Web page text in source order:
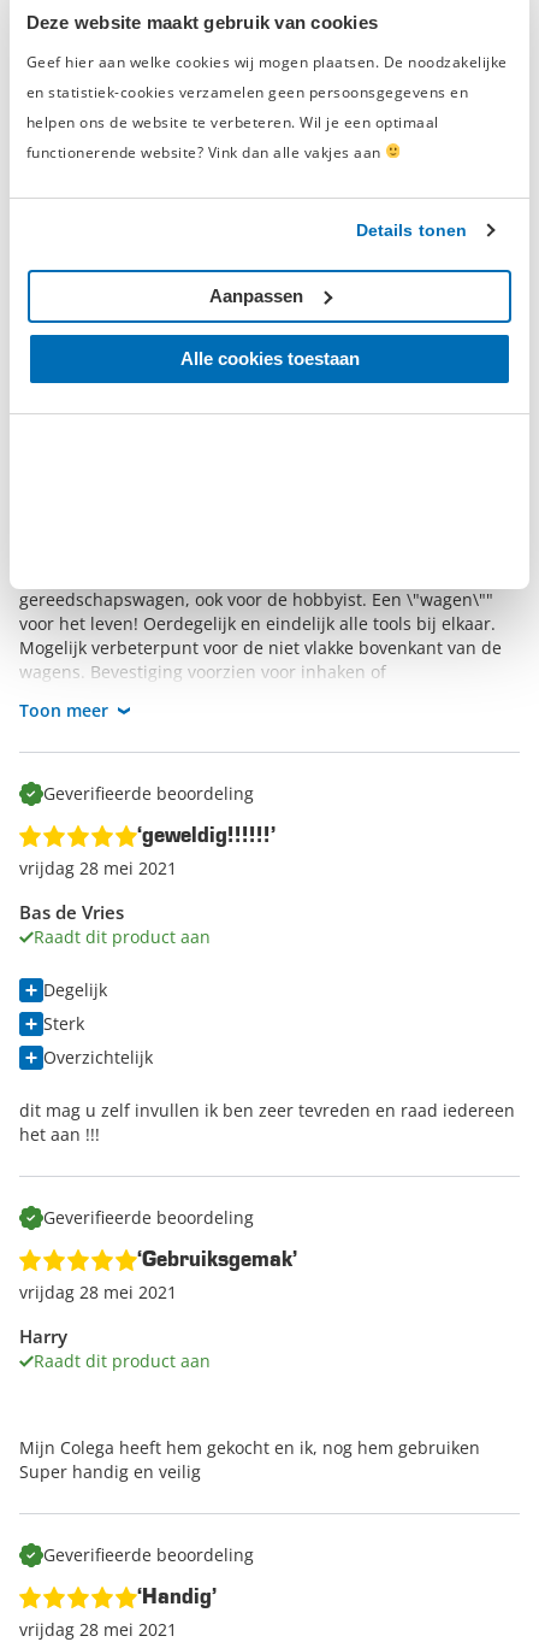
Deze website maakt gebruik van cookies
Geef hier aan welke cookies wij mogen plaatsen. De noodzakelijke
en statistiek-cookies verzamelen geen persoonsgegevens en
helpen ons de website te verbeteren. Wil je een optimaal
functionerende website? Vink dan alle vakjes aan
Details tonen
Alle cookies toestaan
Aanpassen
Raadt dit product aan
Brede lades
Kwaliteit
Deze gereedschapswagen besteld omwille van zijn brede
goede kwaliteit en heeft degelijke lades die goed openen en
gereedschapswagen, ook voor de hobbyist. Een \"wagen\""
voor het leven! Oerdegelijk en eindelijk alle tools bij elkaar.
Mogelijk verbeterpunt voor de niet vlakke bovenkant van de
wagens. Bevestiging voorzien voor inhaken of
Wendbaar || Ergonomisch "",""negative"":""""}"
Toon meer
Geverifieerde beoordeling
Bas de Vries
Raadt dit product aan
‘geweldig!!!!!!’
vrijdag 28 mei 2021
Degelijk
Sterk
Overzichtelijk
dit mag u zelf invullen ik ben zeer tevreden en raad iedereen
het aan !!!
Geverifieerde beoordeling
Harry
Raadt dit product aan
‘Gebruiksgemak’
vrijdag 28 mei 2021
Mijn Colega heeft hem gekocht en ik, nog hem gebruiken
Super handig en veilig
Geverifieerde beoordeling
‘Handig’
vrijdag 28 mei 2021